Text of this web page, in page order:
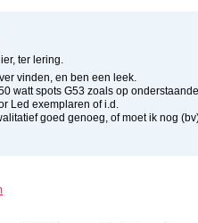
ter lering.
vinden, en ben een leek.
watt spots G53 zoals op
Led exemplaren of i.d.
goed genoeg, of moet ik nog